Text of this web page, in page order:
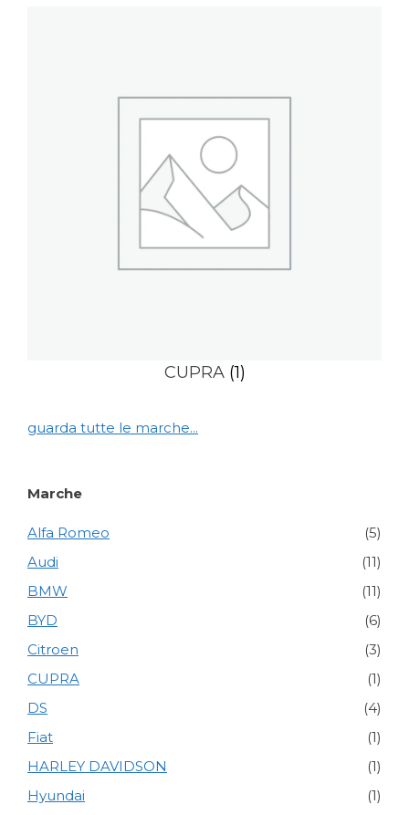
CUPRA (1)
guarda tutte le marche...
Marche
Alfa Romeo
(5)
Audi
(11)
BMW
(11)
BYD
(6)
Citroen
(3)
CUPRA
(1)
DS
(4)
Fiat
(1)
HARLEY DAVIDSON
(1)
Hyundai
(1)